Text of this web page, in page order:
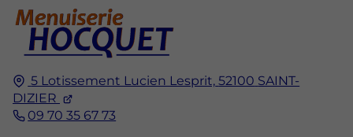
5 Lotissement Lucien Lesprit, 52100 SAINT-
DIZIER
09 70 35 67 73